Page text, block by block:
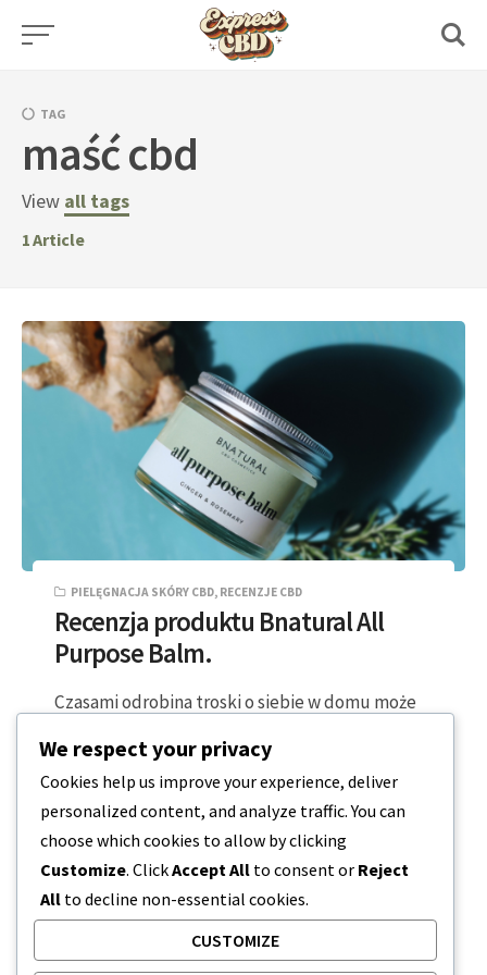
Skip
TAG
maść cbd
View all tags
1Article
PIELĘGNACJA SKÓRY CBD, RECENZJE CBD
Recenzja produktu Bnatural All
Purpose Balm.
Czasami odrobina troski o siebie w domu może
na nogach lub przy…
2 MINUTY CZYTANIA 2024-02-19
We respect your privacy
Cookies help us improve your experience, deliver
personalized content, and analyze traffic. You can
choose which cookies to allow by clicking
Customize. ClickAccept All to consent or Reject
All to decline non-essential cookies.
CUSTOMIZE